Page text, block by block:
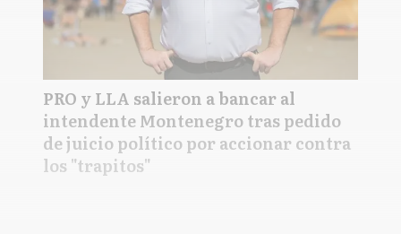
PRO y LLA salieron a bancar al
intendente Montenegro tras pedido
de juicio político por accionar contra
los "trapitos"